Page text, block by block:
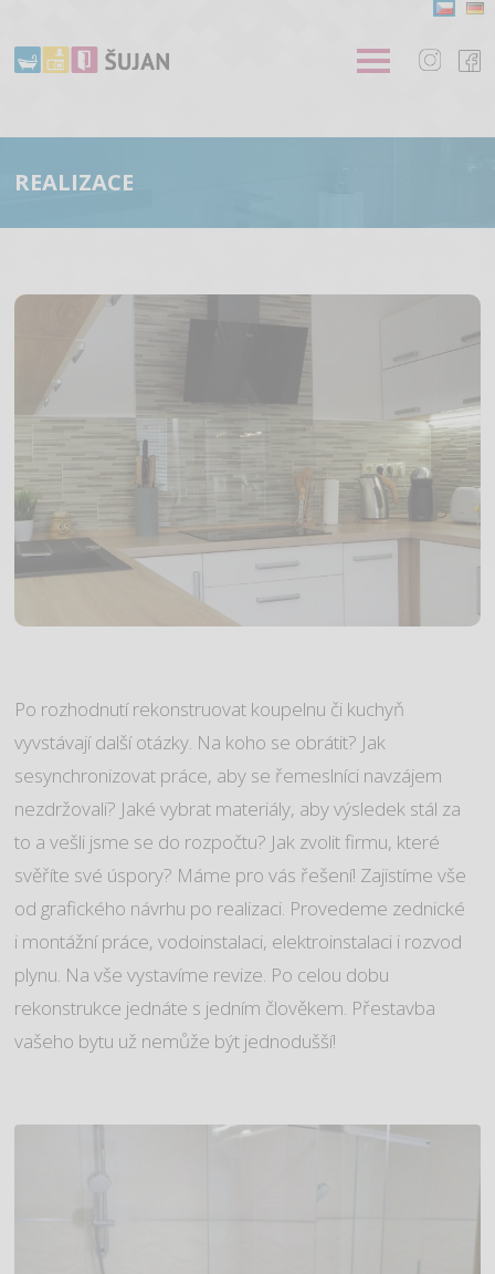
REALIZACE
Po rozhodnutí rekonstruovat koupelnu či kuchyň
vyvstávají další otázky. Na koho se obrátit? Jak
sesynchronizovat práce, aby se řemeslníci navzájem
nezdržovali? Jaké vybrat materiály, aby výsledek stál za
to a vešli jsme se do rozpočtu? Jak zvolit firmu, které
svěříte své úspory? Máme pro vás řešení! Zajistíme vše
od grafického návrhu po realizaci. Provedeme zednické
i montážní práce, vodoinstalaci, elektroinstalaci i rozvod
plynu. Na vše vystavíme revize. Po celou dobu
rekonstrukce jednáte s jedním člověkem. Přestavba
vašeho bytu už nemůže být jednodušší!